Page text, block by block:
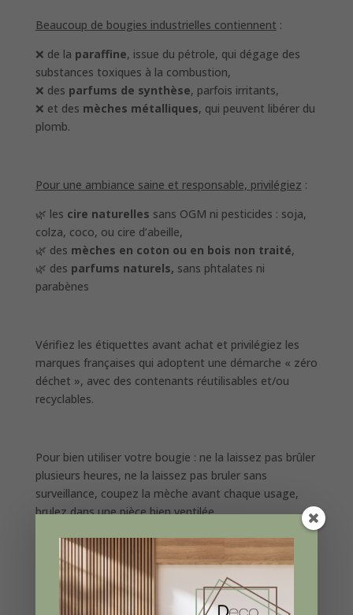
Beaucoup de bougies industrielles contiennent :
❌ de la paraffine, issue du pétrole, qui dégage des
substances toxiques à la combustion,
❌ des parfums de synthèse, parfois irritants,
❌ et des mèches métalliques, qui peuvent libérer du
plomb.
Pour une ambiance saine et responsable, privilégiez :
🌿 les cire naturelles sans OGM ni pesticides : soja,
colza, coco, ou cire d’abeille,
🌿 des mèches en coton ou en bois non traité,
🌿 des parfums naturels, sans phtalates ni
parabènes
Vérifiez les étiquettes avant achat et privilégiez les
marques françaises qui adoptent une démarche « zéro
déchet », avec des contenants réutilisables et/ou
recyclables.
Pour bien utiliser votre bougie : ne la laissez pas brûler
plusieurs heures, ne la laissez pas bruler sans
surveillance, coupez la mèche avant chaque usage,
brulez dans une pièce bien ventilée.
💡 Les bougies naturelles apportent non seulement
une lumière douce, mais aussi unetouche
authentique et chaleureuse et respectent votre